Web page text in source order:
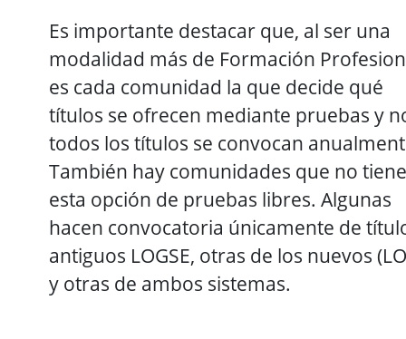
Es importante destacar que, al ser una
modalidad más de Formación
es cada comunidad la que decide qué
títulos se ofrecen mediante pruebas y
todos los títulos se convocan
También hay comunidades que no
esta opción de pruebas libres. Algunas
hacen convocatoria únicamente de
antiguos LOGSE, otras de los nuevos
y otras de ambos sistemas.